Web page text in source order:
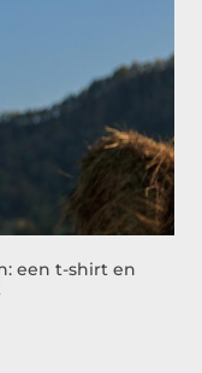
een t-shirt en